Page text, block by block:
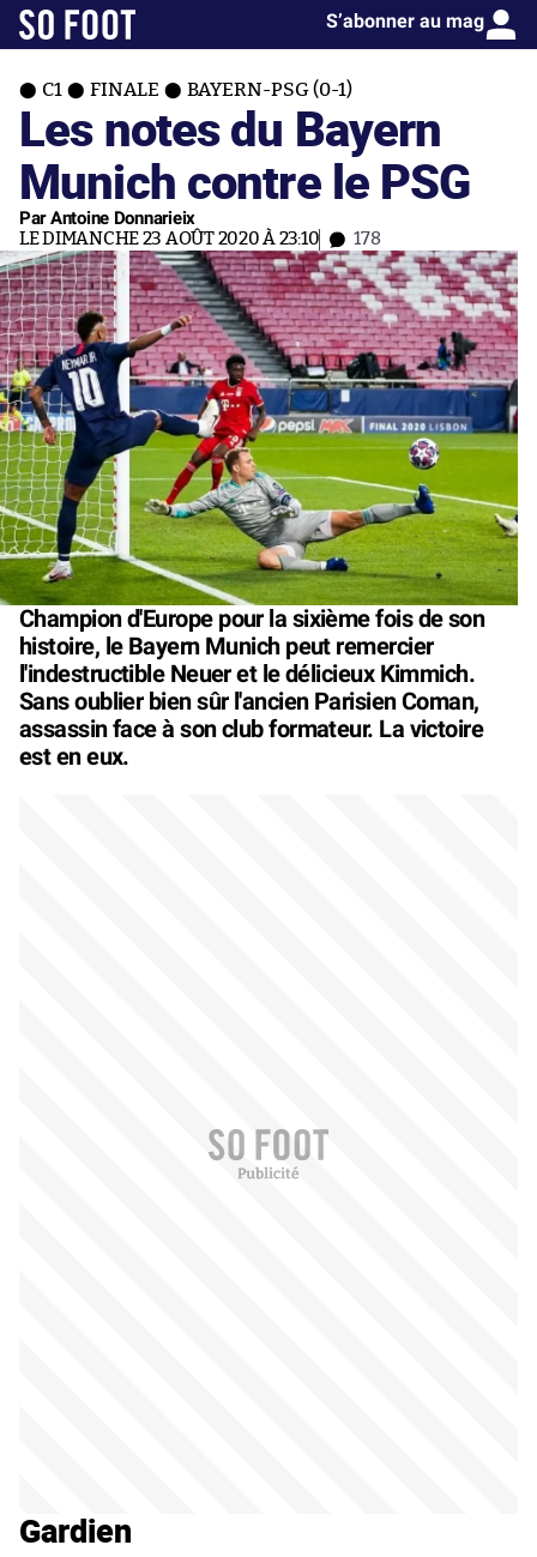
S’abonner au mag
C1 FINALE BAYERN-PSG (0-1)
Les notes du Bayern
Munich contre le PSG
Par Antoine Donnarieix
LE DIMANCHE 23 AOÛT 2020 À 23:10 178
Champion d'Europe pour la sixième fois de son
histoire, le Bayern Munich peut remercier
l'indestructible Neuer et le délicieux Kimmich.
Sans oublier bien sûr l'ancien Parisien Coman,
assassin face à son club formateur. La victoire
est en eux.
Gardien